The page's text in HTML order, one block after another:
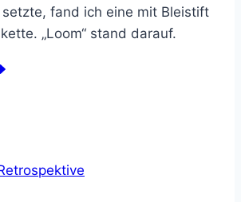
fand ich eine mit Bleistift
„Loom“ stand darauf.